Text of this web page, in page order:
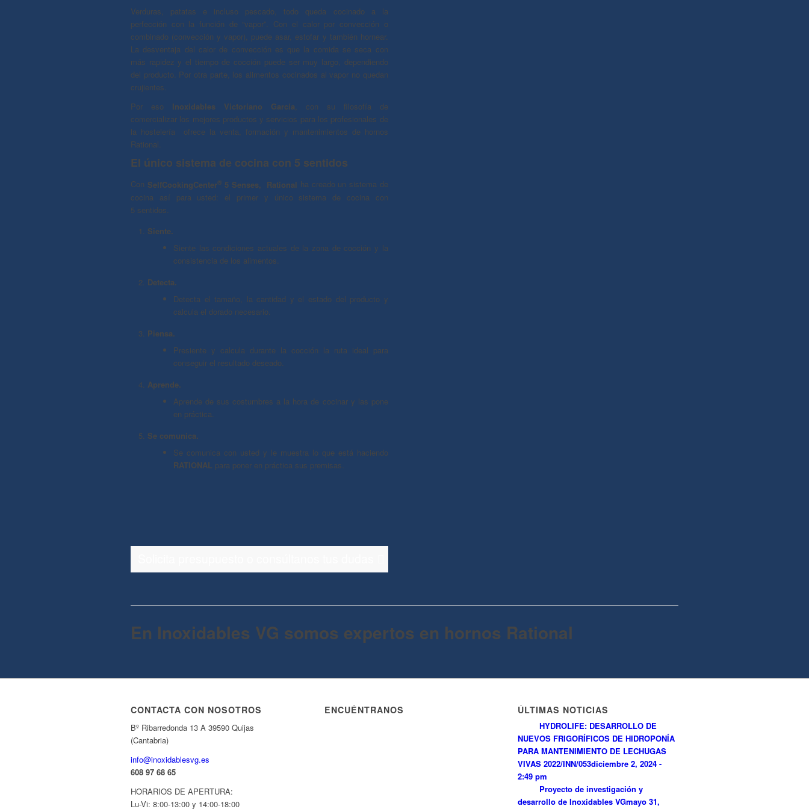
Verduras, patatas e incluso pescado, todo queda cocinado a la
perfección con la función de “vapor”. Con el calor por convección o
combinado (convección y vapor), puede asar, estofar y también hornear.
La desventaja del calor de convección es que la comida se seca con
más rapidez y el tiempo de cocción puede ser muy largo, dependiendo
del producto. Por otra parte, los alimentos cocinados al vapor no quedan
crujientes.
Por eso Inoxidables Victoriano García, con su filosofía de
comercializar los mejores productos y servicios para los profesionales de
la hostelería ofrece la venta, formación y mantenimientos de hornos
Rational.
El único sistema de cocina con 5 sentidos
Con SelfCookingCenter® 5 Senses, Rational ha creado un sistema de
cocina así para usted: el primer y único sistema de cocina con
5 sentidos.
Siente.
Siente las condiciones actuales de la zona de cocción y la
consistencia de los alimentos.
Detecta.
Detecta el tamaño, la cantidad y el estado del producto y
calcula el dorado necesario.
Piensa.
Presiente y calcula durante la cocción la ruta ideal para
conseguir el resultado deseado.
Aprende.
Aprende de sus costumbres a la hora de cocinar y las pone
en práctica.
Se comunica.
Se comunica con usted y le muestra lo que está haciendo
RATIONAL para poner en práctica sus premisas.
En Inoxidables VG somos expertos en hornos Rational
CONTACTA CON NOSOTROS
Bº Ribarredonda 13 A 39590 Quijas
(Cantabria)
info@inoxidablesvg.es
608 97 68 65
HORARIOS DE APERTURA:
Lu-Vi: 8:00-13:00 y 14:00-18:00
ENCUÉNTRANOS ÚLTIMAS NOTICIAS
HYDROLIFE: DESARROLLO DE
NUEVOS FRIGORÍFICOS DE HIDROPONÍA
PARA MANTENIMIENTO DE LECHUGAS
VIVAS 2022/INN/053diciembre 2, 2024 -
2:49 pm
Proyecto de investigación y
desarrollo de Inoxidables VGmayo 31,